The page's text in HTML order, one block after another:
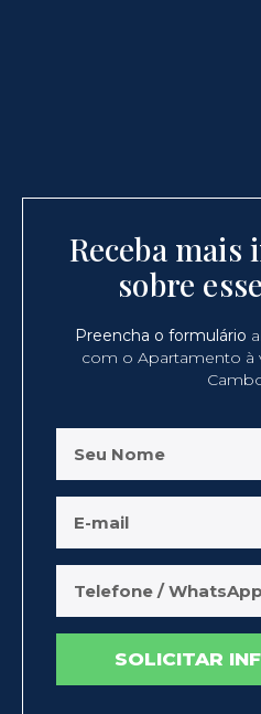
Receba mais
sobre
Preencha o formulário
com o Apartamento à
SOLICITAR